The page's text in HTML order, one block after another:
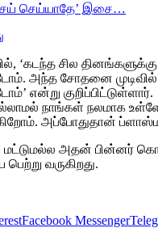
செய்யாதே’ இசை…
‘கடந்த சில
சோதனை முடிவில்
என்று குறிப்பிட்டுள்ளார்.
நாங்கள் நலமாக
அப்போதுதான் ப்ளாஸ்மா
அதன் பின்னர்
வருகிறது.
Facebook Messenger